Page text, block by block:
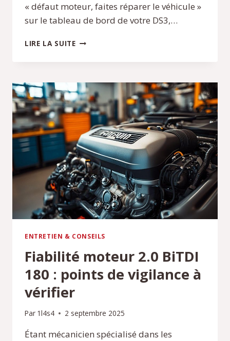
« défaut moteur, faites réparer le véhicule »
sur le tableau de bord de votre DS3,…
LIRE LA SUITEDÉFAUT
QUE
SIGNIFIE
L’ALERTE
« FAITES
RÉPARER
LE
VÉHICULE »
?
ENTRETIEN & CONSEILS
Fiabilité moteur 2.0 BiTDI
180 : points de vigilance à
vérifier
Par 1l4s4 2 septembre 2025
Étant mécanicien spécialisé dans les